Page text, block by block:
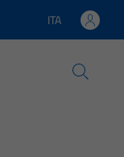
Lingua attiva:
ITA